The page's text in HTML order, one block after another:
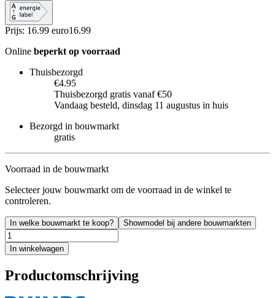
Prijs: 16.99 euro16.99
Online beperkt op voorraad
Thuisbezorgd
€4.95
Thuisbezorgd gratis vanaf €50
Vandaag besteld, dinsdag 11 augustus in huis
Bezorgd in bouwmarkt
gratis
Voorraad in de bouwmarkt
Selecteer jouw bouwmarkt om de voorraad in de winkel te
controleren.
In welke bouwmarkt te koop? Showmodel bij andere bouwmarkten
In winkelwagen
Productomschrijving